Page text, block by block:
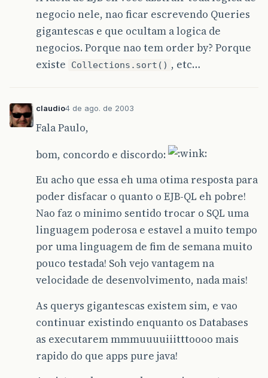
negocio nele, nao ficar escrevendo Queries
gigantescas e que ocultam a logica de
negocios. Porque nao tem order by? Porque
existe
Collections.sort() , etc…
claudio4 de ago. de 2003
Fala Paulo,
bom, concordo e discordo:
Eu acho que essa eh uma otima resposta para
poder disfacar o quanto o EJB-QL eh pobre!
Nao faz o minimo sentido trocar o SQL uma
linguagem poderosa e estavel a muito tempo
por uma linguagem de fim de semana muito
pouco testada! Soh vejo vantagem na
velocidade de desenvolvimento, nada mais!
As querys gigantescas existem sim, e vao
continuar existindo enquanto os Databases
as executarem mmmuuuuiiitttoooo mais
rapido do que apps pure java!